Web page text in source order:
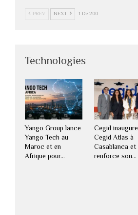
PREV NEXT 1 De 200
Technologies
Yango Group lance
Yango Tech au
Maroc et en
Afrique pour…
Cegid inaugure
Cegid Atlas à
Casablanca et
renforce son…